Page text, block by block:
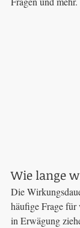
Wie lange
Die
häufige Frage
in Erwägung